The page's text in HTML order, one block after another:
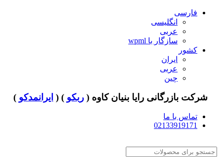
فارسی
انگلیسی
عربی
سازگار با wpml
کشور
ایران
عربی
چین
شرکت بازرگانی رایا بنیان کاوه ( ربکو ) ( ایرانمدکو )
تماس با ما
02133919171